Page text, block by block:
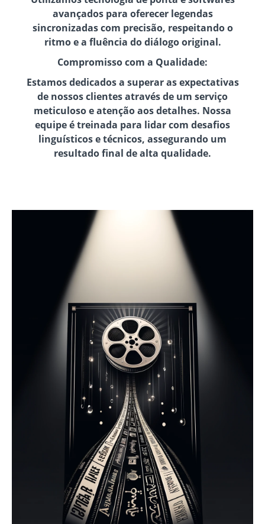
avançados para oferecer legendas
sincronizadas com precisão, respeitando o
ritmo e a fluência do diálogo original.
Compromisso com a Qualidade:
Estamos dedicados a superar as expectativas
de nossos clientes através de um serviço
meticuloso e atenção aos detalhes. Nossa
equipe é treinada para lidar com desafios
linguísticos e técnicos, assegurando um
resultado final de alta qualidade.